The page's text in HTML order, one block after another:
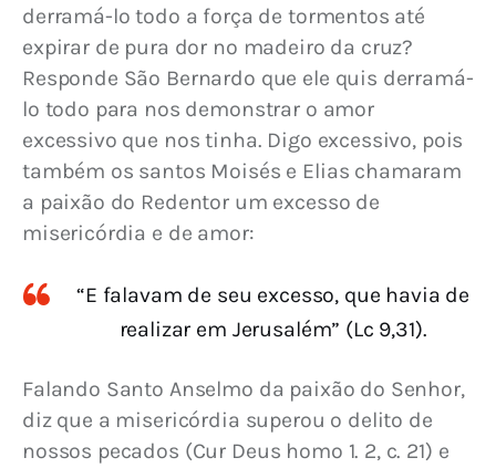
derramá-lo todo a força de tormentos até
expirar de pura dor no madeiro da cruz?
Responde São Bernardo que ele quis derramá-
lo todo para nos demonstrar o amor
excessivo que nos tinha. Digo excessivo, pois
também os santos Moisés e Elias chamaram
a paixão do Redentor um excesso de
misericórdia e de amor:
“E falavam de seu excesso, que havia de
realizar em Jerusalém” (Lc 9,31).
Falando Santo Anselmo da paixão do Senhor,
diz que a misericórdia superou o delito de
nossos pecados (Cur Deus homo 1. 2, c. 21) e